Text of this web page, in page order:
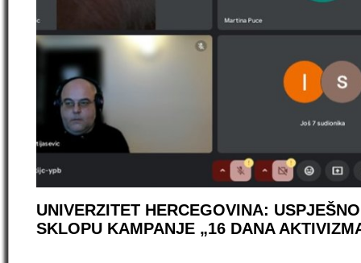
UNIVERZITET HERCEGOVINA:
SKLOPU KAMPANJE „16 DANA